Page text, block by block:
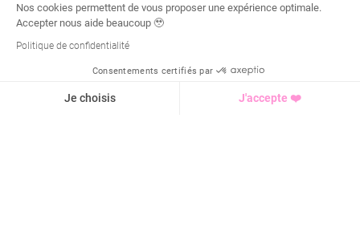
Nos cookies permettent de vous proposer une expérience optimale.
Accepter nous aide beaucoup 🥹
Politique de confidentialité
Consentements certifiés par
Je choisis J'accepte ❤️